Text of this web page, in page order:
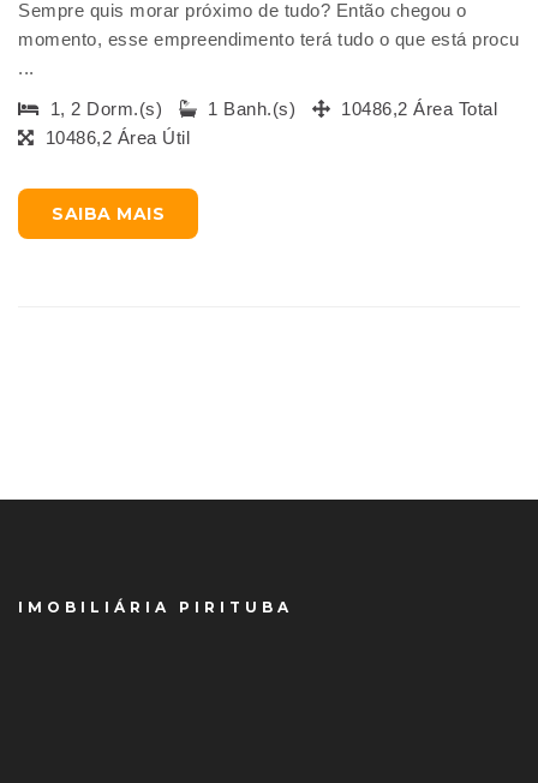
Sempre quis morar próximo de tudo? Então chegou o
momento, esse empreendimento terá tudo o que está procu
...
1, 2 Dorm.(s)
1 Banh.(s)
10486,2 Área Total
10486,2 Área Útil
SAIBA MAIS
IMOBILIÁRIA PIRITUBA